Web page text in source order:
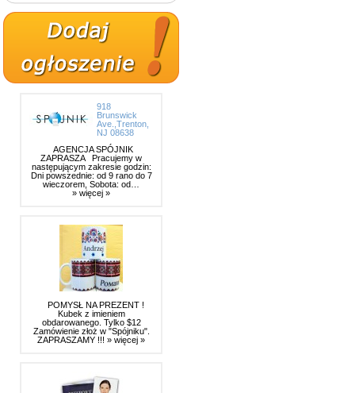
918
Brunswick
Ave.,Trenton,
NJ 08638
AGENCJA SPÓJNIK
ZAPRASZA Pracujemy w
następującym zakresie godzin:
Dni powszednie: od 9 rano do 7
wieczorem, Sobota: od…
» więcej »
POMYSŁ NA PREZENT !
Kubek z imieniem
obdarowanego. Tylko $12
Zamówienie złoż w "Spójniku".
ZAPRASZAMY !!! » więcej »